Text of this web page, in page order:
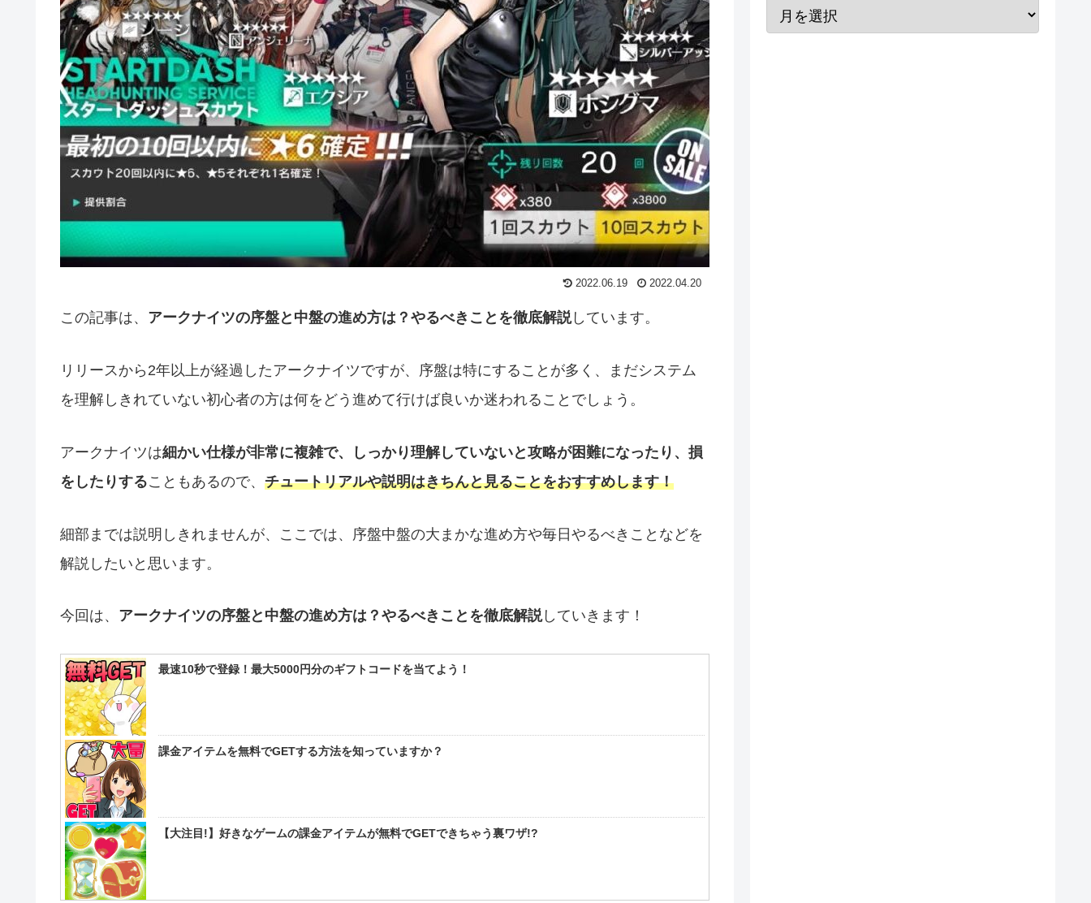
2022.06.19 2022.04.20
この記事は、 アークナイツの序盤と中盤の進め方は？やるべきことを徹底解説しています。
リリースから2年以上が経過したアークナイツですが、序盤は特にすることが多く、まだシステム
を理解しきれていない初心者の方は何をどう進めて行けば良いか迷われることでしょう。
アークナイツは細かい仕様が非常に複雑で、しっかり理解していないと攻略が困難になったり、損
をしたりすることもあるので、 チュートリアルや説明はきちんと見ることをおすすめします！
細部までは説明しきれませんが、ここでは、序盤中盤の大まかな進め方や毎日やるべきことなどを
解説したいと思います。
今回は、 アークナイツの序盤と中盤の進め方は？やるべきことを徹底解説していきます！
最速10秒で登録！最大5000円分のギフトコードを当てよう！
課金アイテムを無料でGETする方法を知っていますか？
【大注目!】好きなゲームの課金アイテムが無料でGETできちゃう裏ワザ!?